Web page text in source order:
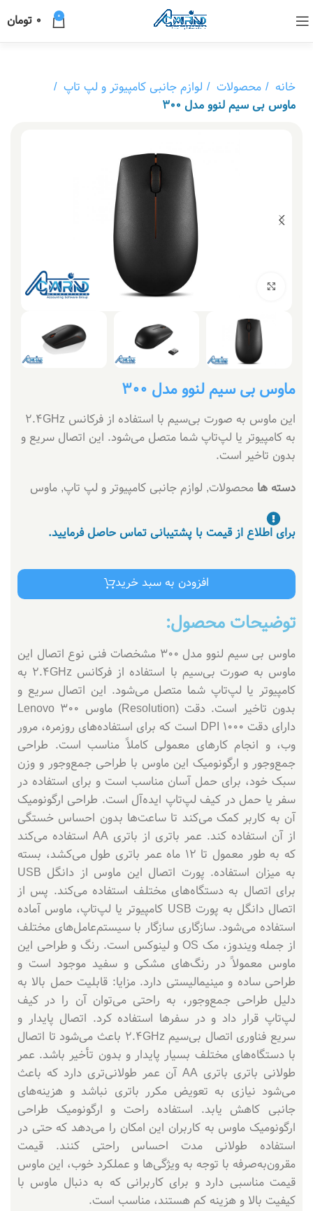
0
0 تومان
خانه محصولات
لوازم جانبی کامپیوتر و لپ تاپ
ماوس بی سیم لنوو مدل 300
بزرگنمایی تصویر
ماوس بی سیم لنوو مدل 300
این ماوس به صورت بی‌سیم با استفاده از فرکانس 2.4GHz
به کامپیوتر یا لپ‌تاپ شما متصل می‌شود. این اتصال سریع و
بدون تاخیر است.
دسته ها محصولات, لوازم جانبی کامپیوتر و لپ تاپ, ماوس
برای اطلاع از قیمت با پشتیبانی تماس حاصل فرمایید.
افزودن به سبد خرید
توضیحات محصول:
ماوس بی سیم لنوو مدل 300 مشخصات فنی نوع اتصال این
ماوس به صورت بی‌سیم با استفاده از فرکانس 2.4GHz به
کامپیوتر یا لپ‌تاپ شما متصل می‌شود. این اتصال سریع و
بدون تاخیر است. دقت (Resolution) ماوس Lenovo 300
دارای دقت 1000 DPI است که برای استفاده‌های روزمره، مرور
وب، و انجام کارهای معمولی کاملاً مناسب است. طراحی
جمع‌وجور و ارگونومیک این ماوس با طراحی جمع‌وجور و وزن
سبک خود، برای حمل آسان مناسب است و برای استفاده در
سفر یا حمل در کیف لپ‌تاپ ایده‌آل است. طراحی ارگونومیک
آن به کاربر کمک می‌کند تا ساعت‌ها بدون احساس خستگی
از آن استفاده کند. عمر باتری از باتری AA استفاده می‌کند
که به طور معمول تا 12 ماه عمر باتری طول می‌کشد، بسته
به میزان استفاده. پورت اتصال این ماوس از دانگل USB
برای اتصال به دستگاه‌های مختلف استفاده می‌کند. پس از
اتصال دانگل به پورت USB کامپیوتر یا لپ‌تاپ، ماوس آماده
استفاده می‌شود. سازگاری سازگار با سیستم‌عامل‌های مختلف
از جمله ویندوز، مک OS و لینوکس است. رنگ و طراحی این
ماوس معمولاً در رنگ‌های مشکی و سفید موجود است و
طراحی ساده و مینیمالیستی دارد. مزایا: قابلیت حمل بالا به
دلیل طراحی جمع‌وجور، به راحتی می‌توان آن را در کیف
لپ‌تاپ قرار داد و در سفرها استفاده کرد. اتصال پایدار و
سریع فناوری اتصال بی‌سیم 2.4GHz باعث می‌شود تا اتصال
با دستگاه‌های مختلف بسیار پایدار و بدون تأخیر باشد. عمر
طولانی باتری باتری AA آن عمر طولانی‌تری دارد که باعث
می‌شود نیازی به تعویض مکرر باتری نباشد و هزینه‌های
جانبی کاهش یابد. استفاده راحت و ارگونومیک طراحی
ارگونومیک ماوس به کاربران این امکان را می‌دهد که حتی در
استفاده طولانی مدت احساس راحتی کنند. قیمت
مقرون‌به‌صرفه با توجه به ویژگی‌ها و عملکرد خوب، این ماوس
قیمت مناسبی دارد و برای کاربرانی که به دنبال ماوس با
کیفیت بالا و هزینه کم هستند، مناسب است.